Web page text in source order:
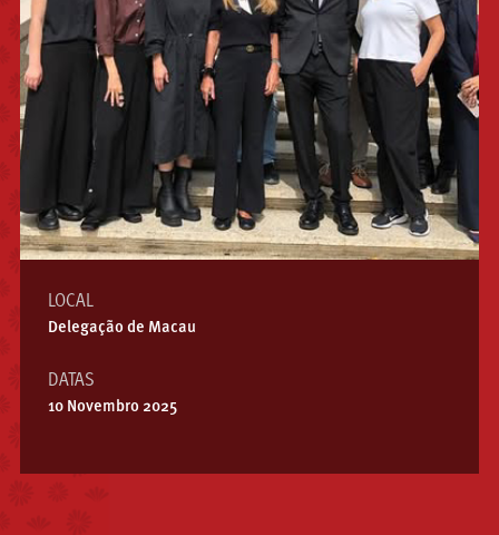
LOCAL
Delegação de Macau
DATAS
10 Novembro 2025